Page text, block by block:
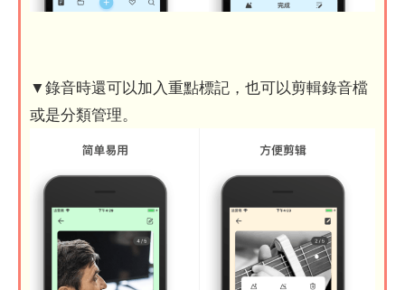
▼錄音時還可以加入重點標記，也可以剪輯錄音檔
或是分類管理。